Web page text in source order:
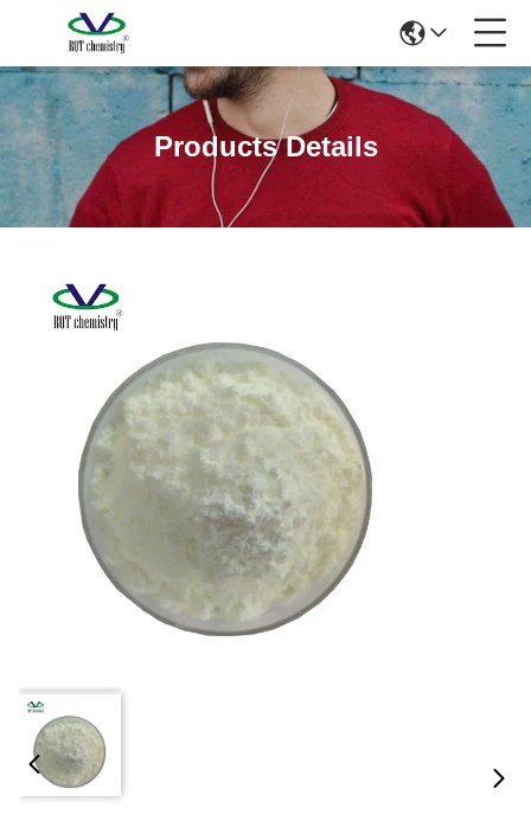
Products Details